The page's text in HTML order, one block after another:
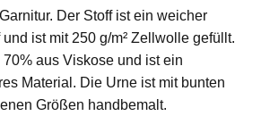
Der Stoff ist ein weicher
ist mit 250 g/m² Zellwolle gefüllt.
aus Viskose und ist ein
Material. Die Urne ist mit bunten
Größen handbemalt.